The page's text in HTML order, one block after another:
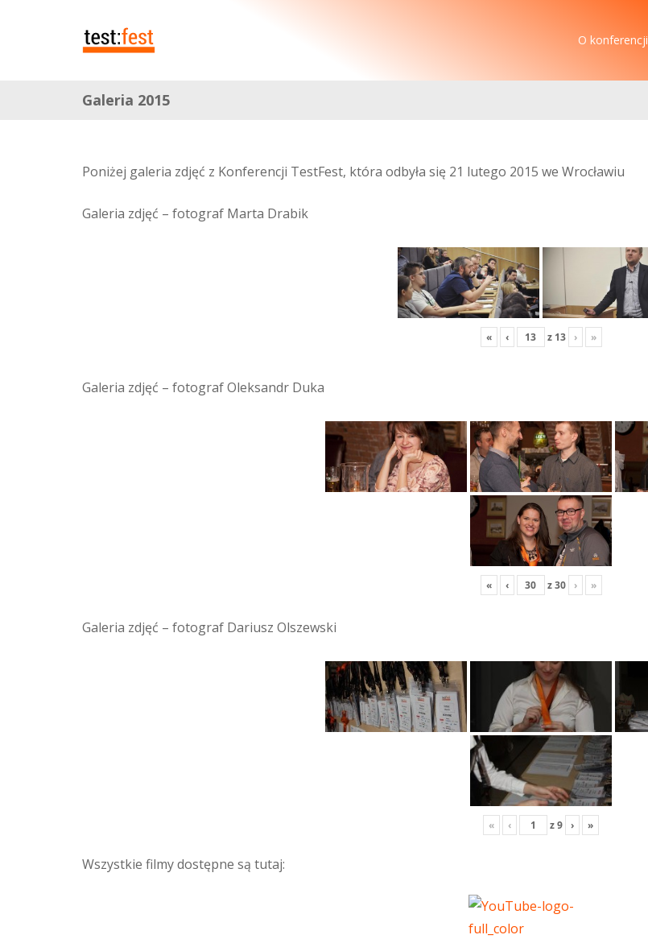
O konferencji
Galeria 2015
Poniżej galeria zdjęć z Konferencji TestFest, która odbyła się 21 lutego 2015 we Wrocławiu
Galeria zdjęć – fotograf Marta Drabik
« ‹ z 13 › »
Galeria zdjęć – fotograf Oleksandr Duka
« ‹ z30 › »
Galeria zdjęć – fotograf Dariusz Olszewski
« ‹ z9 › »
Wszystkie filmy dostępne są tutaj: